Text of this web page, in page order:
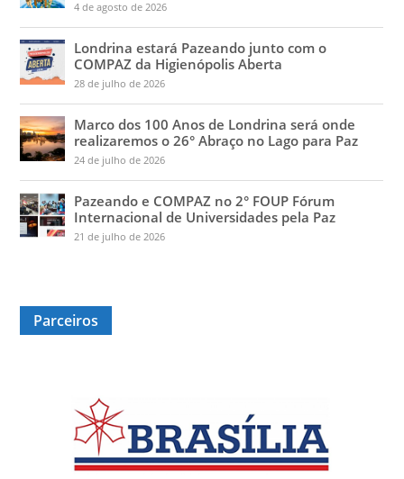
4 de agosto de 2026
Londrina estará Pazeando junto com o
COMPAZ da Higienópolis Aberta
28 de julho de 2026
Marco dos 100 Anos de Londrina será onde
realizaremos o 26° Abraço no Lago para Paz
24 de julho de 2026
Pazeando e COMPAZ no 2° FOUP Fórum
Internacional de Universidades pela Paz
21 de julho de 2026
Parceiros